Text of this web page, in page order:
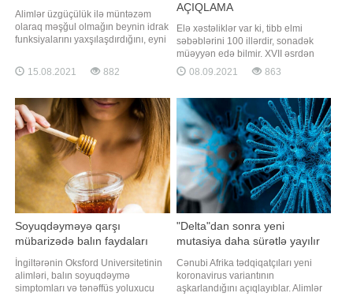
Alimlər üzgüçülük ilə müntəzəm
olaraq məşğul olmağın beynin idrak
funksiyalarını yaxşılaşdırdığını, eyni
əlaqələrini yaratdığını bildirir. Mardi
Hardin-Baylor Universitetinin
Cena Metyu qeyd edir ki, belə bir
aerob (nisbətən aşağı intensivlikdə
15.08.2021 882
AÇIQLAMA
Elə xəstəliklər var ki, tibb elmi
səbəblərini 100 illərdir, sonadək
müəyyən edə bilmir. XVII əsrdən
tibbə bəlli olan Miasteniya ("əzələ
zəifliyi" anlamını verir) xəstəliyi də
immunitetin pozulması nəticəsində
baş qaldıran klassik autoimmun
əsəb-əzələ xəstəliyidir
08.09.2021 863
Soyuqdəyməyə qarşı
mübarizədə balın faydaları
İngiltərənin Oksford Universitetinin
alimləri, balın soyuqdəymə
simptomları və tənəffüs yoluxucu
"Delta"dan sonra yeni
mutasiya daha sürətlə yayılır
Cənubi Afrika tədqiqatçıları yeni
koronavirus variantının
aşkarlandığını açıqlayıblar. Alimlər